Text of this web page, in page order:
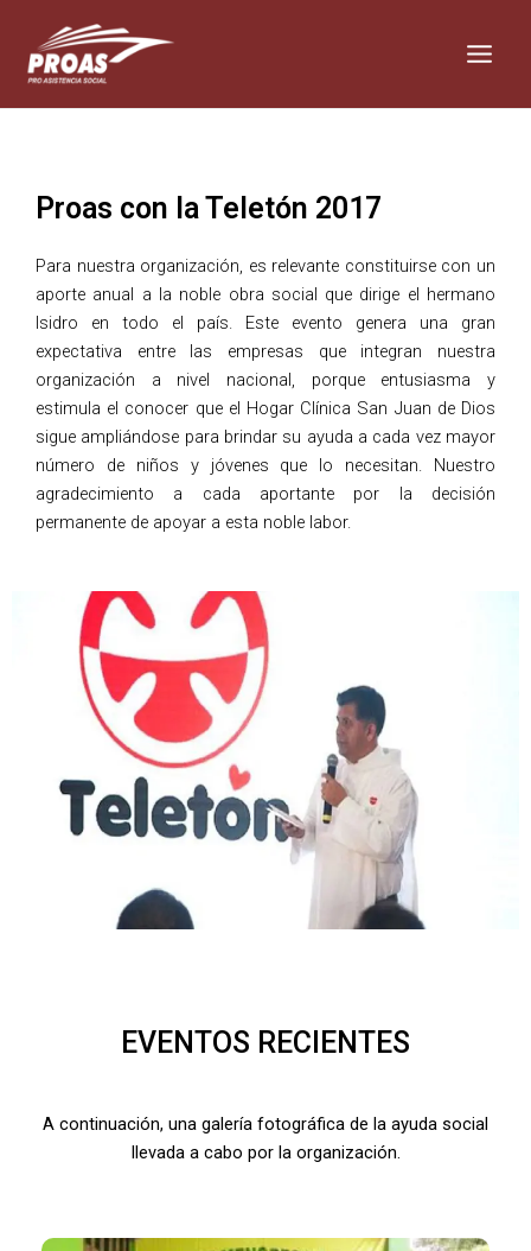
content
Proas con la Teletón 2017
Para nuestra organización, es relevante constituirse con un
aporte anual a la noble obra social que dirige el hermano
Isidro en todo el país. Este evento genera una gran
expectativa entre las empresas que integran nuestra
organización a nivel nacional, porque entusiasma y
estimula el conocer que el Hogar Clínica San Juan de Dios
sigue ampliándose para brindar su ayuda a cada vez mayor
número de niños y jóvenes que lo necesitan. Nuestro
agradecimiento a cada aportante por la decisión
permanente de apoyar a esta noble labor.
EVENTOS RECIENTES
A continuación, una galería fotográfica de la ayuda social
llevada a cabo por la organización.